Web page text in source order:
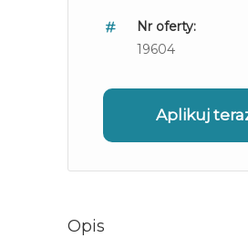
Nr oferty:
19604
Aplikuj
Opis